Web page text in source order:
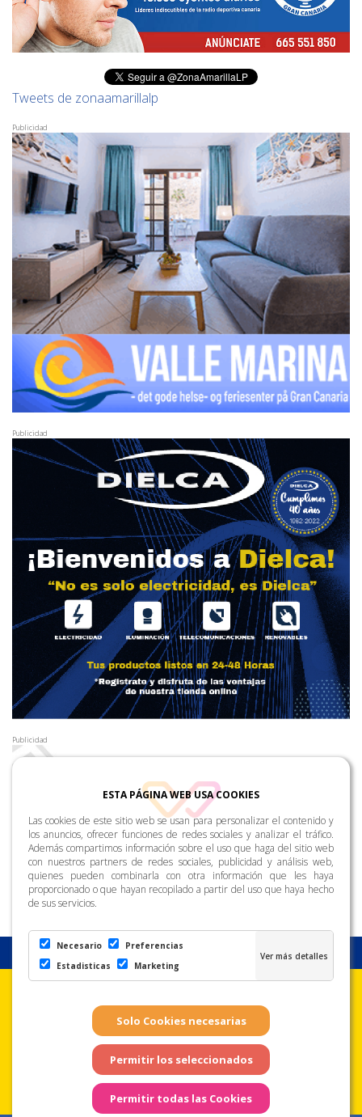
Tweets de zonaamarillalp
Publicidad
Publicidad
Publicidad
Aviso Legal Condiciones de uso
Política de
Privacidad
Copyright © Zona Amarilla. Todos los derechos reservados. - Página
web realizada por
Web Las Palmas
ESTA PÁGINA WEB USA COOKIES
Las cookies de este sitio web se usan para personalizar el contenido y
los anuncios, ofrecer funciones de redes sociales y analizar el tráfico.
Además compartimos información sobre el uso que haga del sitio web
con nuestros partners de redes sociales, publicidad y análisis web,
quienes pueden combinarla con otra información que les haya
proporcionado o que hayan recopilado a partir del uso que haya hecho
de sus servicios.
Necesario
Preferencias
Estadisticas
Marketing